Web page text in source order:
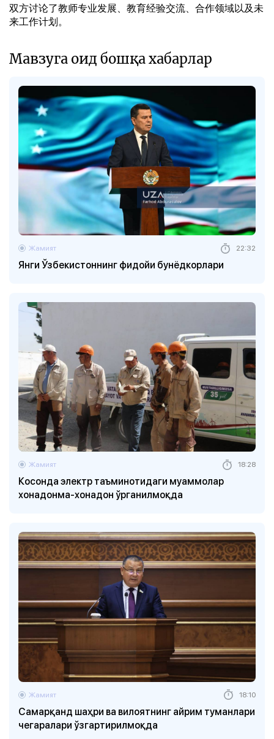
双方讨论了教师专业发展、教育经验交流、合作领域以及未
来工作计划。
Мавзуга оид бошқа хабарлар
Янги Ўзбекистоннинг фидойи бунёдкорлари
Жамият 22:32
Косонда электр таъминотидаги муаммолар
хонадонма-хонадон ўрганилмоқда
Жамият 18:28
Самарқанд шаҳри ва вилоятнинг айрим туманлари
чегаралари ўзгартирилмоқда
Жамият 18:10